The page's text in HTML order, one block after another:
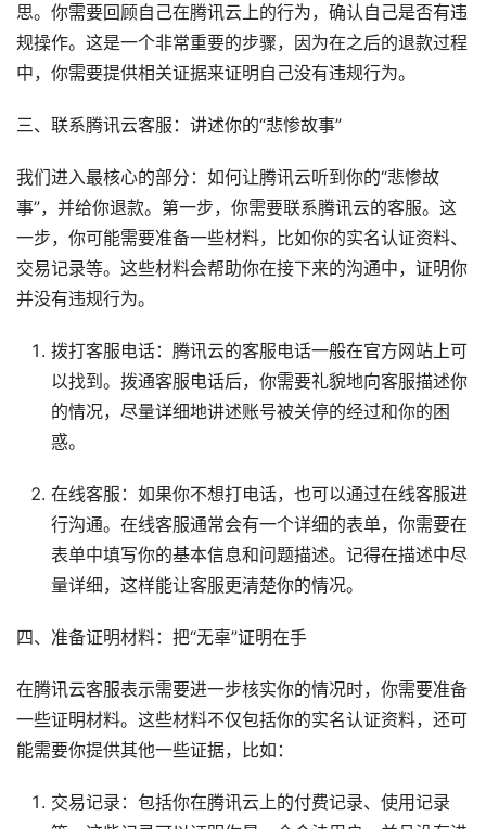
思。你需要回顾自己在腾讯云上的行为，确认自己是否有违
规操作。这是一个非常重要的步骤，因为在之后的退款过程
中，你需要提供相关证据来证明自己没有违规行为。
三、联系腾讯云客服：讲述你的“悲惨故事”
我们进入最核心的部分：如何让腾讯云听到你的“悲惨故
事”，并给你退款。第一步，你需要联系腾讯云的客服。这
一步，你可能需要准备一些材料，比如你的实名认证资料、
交易记录等。这些材料会帮助你在接下来的沟通中，证明你
并没有违规行为。
拨打客服电话：腾讯云的客服电话一般在官方网站上可
以找到。拨通客服电话后，你需要礼貌地向客服描述你
的情况，尽量详细地讲述账号被关停的经过和你的困
惑。
在线客服：如果你不想打电话，也可以通过在线客服进
行沟通。在线客服通常会有一个详细的表单，你需要在
表单中填写你的基本信息和问题描述。记得在描述中尽
量详细，这样能让客服更清楚你的情况。
四、准备证明材料：把“无辜”证明在手
在腾讯云客服表示需要进一步核实你的情况时，你需要准备
一些证明材料。这些材料不仅包括你的实名认证资料，还可
能需要你提供其他一些证据，比如：
交易记录：包括你在腾讯云上的付费记录、使用记录